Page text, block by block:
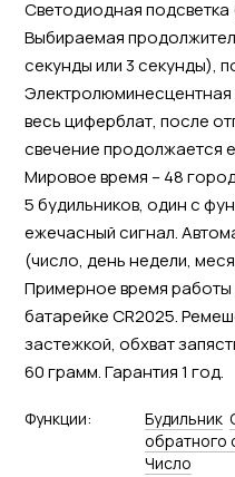
Светодиодная
Выбираемая
секунды или 3 секунды),
весь циферблат, после
свечение продолжается
Мировое время – 48
5 будильников, один с
ежечасный сигнал.
(число, день недели,
Примерное время работы
батарейке CR2025.
застежкой, обхват
60 грамм. Гарантия 1 год.
Функции: Будильник
обратного
Число